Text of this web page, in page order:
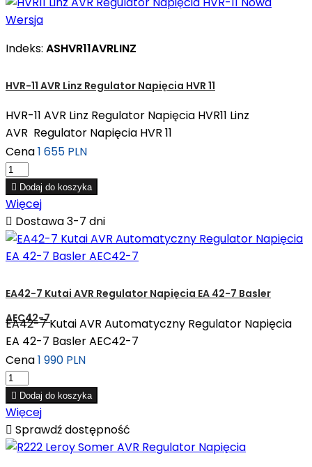
Indeks: ASHVR11AVRLINZ
HVR-11 AVR Linz Regulator Napięcia HVR 11
HVR-11 AVR Linz Regulator Napięcia HVR11 Linz
AVR Regulator Napięcia HVR 11
Cena1 655 PLN
 Dodaj do koszyka
Więcej
 Dostawa 3-7 dni
EA42-7 Kutai AVR Regulator Napięcia EA 42-7 Basler
AEC42-7
EA42-7 Kutai AVR Automatyczny Regulator Napięcia
EA 42-7 Basler AEC42-7
Cena1 990 PLN
 Dodaj do koszyka
Więcej
 Sprawdź dostępność